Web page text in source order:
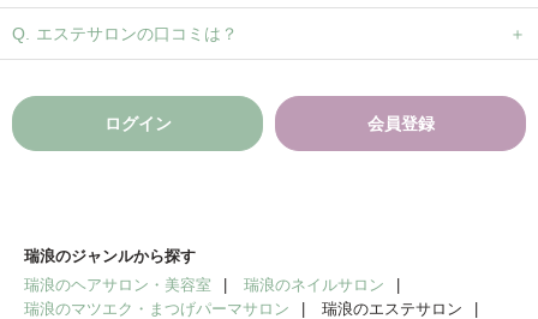
エステサロンの口コミは？
ログイン 会員登録
瑞浪のジャンルから探す
瑞浪のヘアサロン・美容室
瑞浪のネイルサロン
瑞浪のマツエク・まつげパーマサロン
瑞浪のエステサロン